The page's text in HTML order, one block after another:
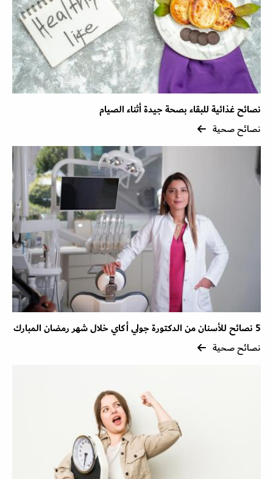
نصائح غذائية للبقاء بصحة جيدة أثناء الصيام
نصائح صحية
5 نصائح للأسنان من الدكتورة جولي أكاي خلال شهر رمضان المبارك
نصائح صحية